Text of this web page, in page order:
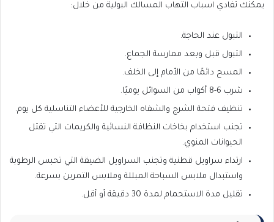
يمكنك تفادي اسباب التهاب المسالك البولية من خلال:
التبول عند الحاجة.
التبول قبل وبعد ممارسة الجماع.
المسح دائمًا من الأمام إلى الخلف.
شرب 6-8 أكواب من السوائل يوميًا.
تنظيف فتحة الشرج والشفاه الخارجية للأعضاء التناسلية كل يوم.
تجنب استخدام بخاخات النظافة النسائية والكريمات التي تقتل
الحيوانات المنوي.
ارتداء سراويل قطنية وتجنب السراويل الضيقة التي تحبس الرطوبة
واستبدال ملابس السباحة المبللة وملابس التمرين بسرعة.
تقليل مدة الاستحمام لمدة 30 دقيقة أو أقل.